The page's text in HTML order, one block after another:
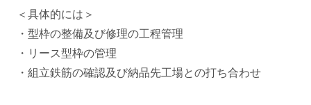
＜具体的には＞
・型枠の整備及び修理の工程管理
・リース型枠の管理
・組立鉄筋の確認及び納品先工場との打ち合わせ